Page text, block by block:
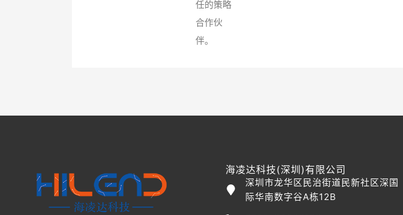
任的策略
合作伙
伴。
海凌达科技(深圳)有限公司
深圳市龙华区民治街道民新社区深国
际华南数字谷A栋12B